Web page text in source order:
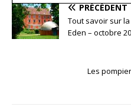
PRÉCÉDENT
Tout savoir sur
Eden – octobre
Les